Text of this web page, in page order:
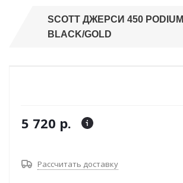
SCOTT ДЖЕРСИ 450 PODIUM
BLACK/GOLD
5 720 р.
Рассчитать доставку